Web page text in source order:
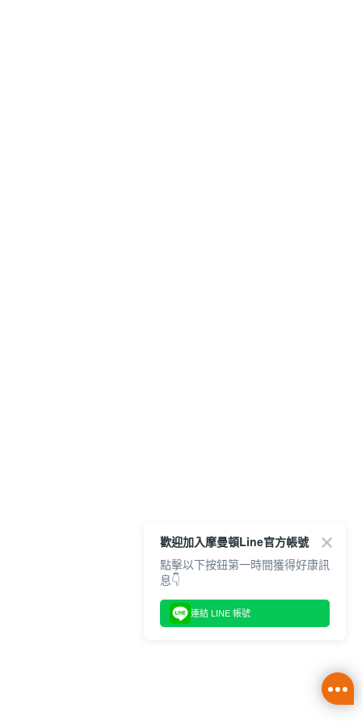
歡迎加入摩曼頓Line官方帳號
點擊以下按鈕第一時間獲得好康訊
息👇
連結 LINE 帳號